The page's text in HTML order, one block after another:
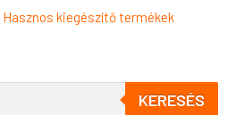
Hasznos kiegészítő termékek
KERESÉS